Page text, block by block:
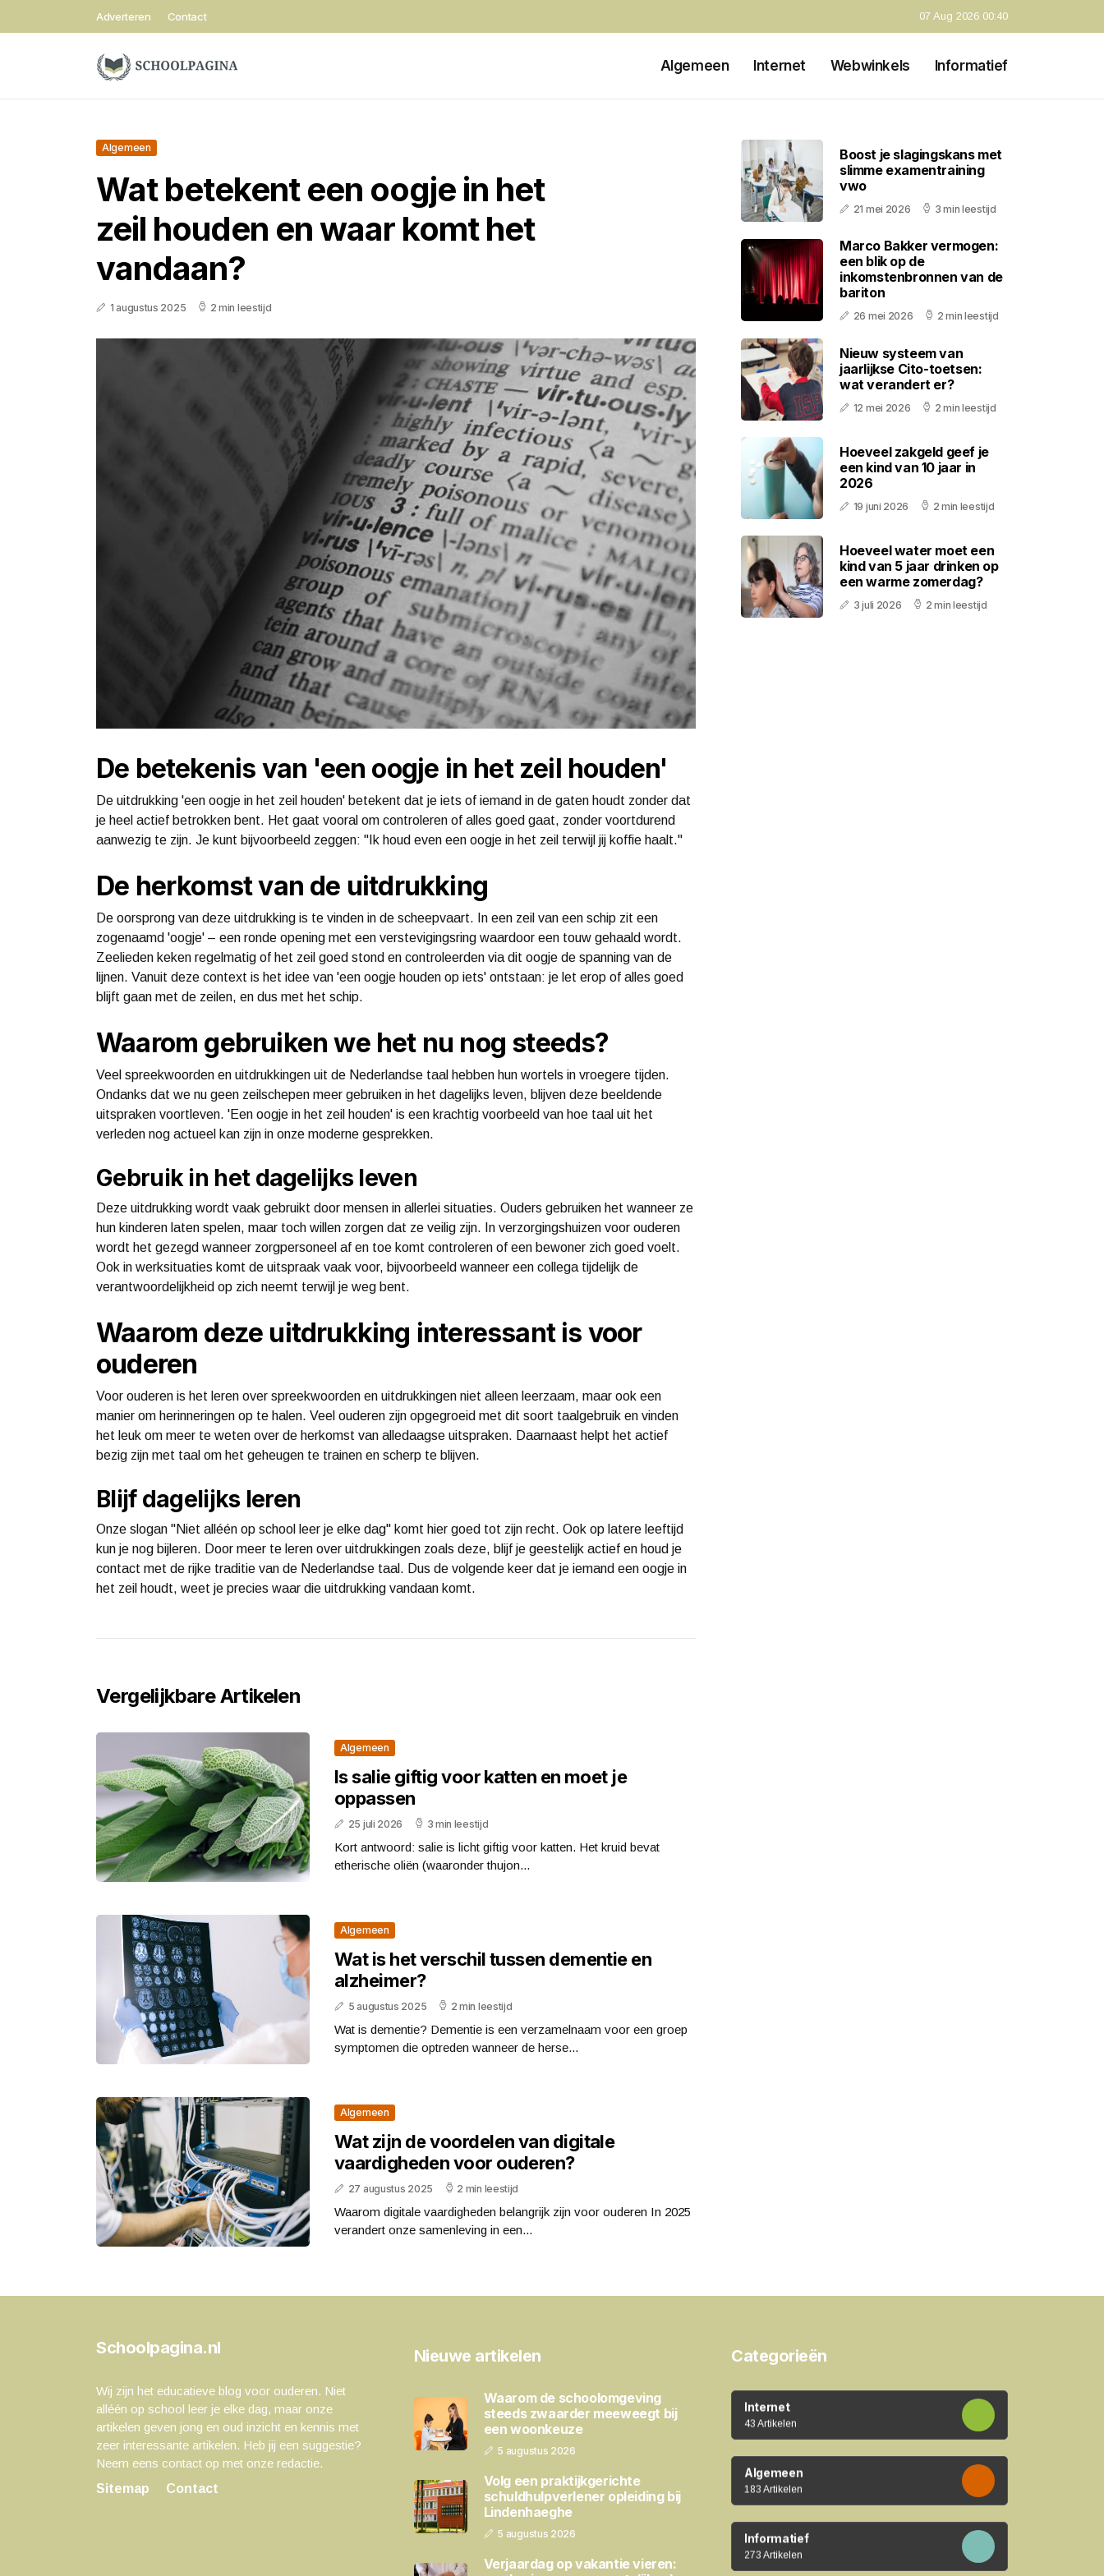
Adverteren Contact 07 Aug 2026 00:40
Algemeen Internet Webwinkels Informatief
Algemeen
Wat betekent een oogje in het
zeil houden en waar komt het
vandaan?
1 augustus 2025 2 min leestijd
De betekenis van 'een oogje in het zeil houden'
De uitdrukking 'een oogje in het zeil houden' betekent dat je iets of iemand in de gaten houdt zonder dat
je heel actief betrokken bent. Het gaat vooral om controleren of alles goed gaat, zonder voortdurend
aanwezig te zijn. Je kunt bijvoorbeeld zeggen: "Ik houd even een oogje in het zeil terwijl jij koffie haalt."
De herkomst van de uitdrukking
De oorsprong van deze uitdrukking is te vinden in de scheepvaart. In een zeil van een schip zit een
zogenaamd 'oogje' – een ronde opening met een verstevigingsring waardoor een touw gehaald wordt.
Zeelieden keken regelmatig of het zeil goed stond en controleerden via dit oogje de spanning van de
lijnen. Vanuit deze context is het idee van 'een oogje houden op iets' ontstaan: je let erop of alles goed
blijft gaan met de zeilen, en dus met het schip.
Waarom gebruiken we het nu nog steeds?
Veel spreekwoorden en uitdrukkingen uit de Nederlandse taal hebben hun wortels in vroegere tijden.
Ondanks dat we nu geen zeilschepen meer gebruiken in het dagelijks leven, blijven deze beeldende
uitspraken voortleven. 'Een oogje in het zeil houden' is een krachtig voorbeeld van hoe taal uit het
verleden nog actueel kan zijn in onze moderne gesprekken.
Gebruik in het dagelijks leven
Deze uitdrukking wordt vaak gebruikt door mensen in allerlei situaties. Ouders gebruiken het wanneer ze
hun kinderen laten spelen, maar toch willen zorgen dat ze veilig zijn. In verzorgingshuizen voor ouderen
wordt het gezegd wanneer zorgpersoneel af en toe komt controleren of een bewoner zich goed voelt.
Ook in werksituaties komt de uitspraak vaak voor, bijvoorbeeld wanneer een collega tijdelijk de
verantwoordelijkheid op zich neemt terwijl je weg bent.
Waarom deze uitdrukking interessant is voor
ouderen
Voor ouderen is het leren over spreekwoorden en uitdrukkingen niet alleen leerzaam, maar ook een
manier om herinneringen op te halen. Veel ouderen zijn opgegroeid met dit soort taalgebruik en vinden
het leuk om meer te weten over de herkomst van alledaagse uitspraken. Daarnaast helpt het actief
bezig zijn met taal om het geheugen te trainen en scherp te blijven.
Blijf dagelijks leren
Onze slogan "Niet alléén op school leer je elke dag" komt hier goed tot zijn recht. Ook op latere leeftijd
kun je nog bijleren. Door meer te leren over uitdrukkingen zoals deze, blijf je geestelijk actief en houd je
contact met de rijke traditie van de Nederlandse taal. Dus de volgende keer dat je iemand een oogje in
het zeil houdt, weet je precies waar die uitdrukking vandaan komt.
Vergelijkbare Artikelen
Algemeen
Is salie giftig voor katten en moet je
oppassen
25 juli 2026 3 min leestijd
Kort antwoord: salie is licht giftig voor katten. Het kruid bevat
etherische oliën (waaronder thujon...
Algemeen
Wat is het verschil tussen dementie en
alzheimer?
5 augustus 2025 2 min leestijd
Wat is dementie? Dementie is een verzamelnaam voor een groep
symptomen die optreden wanneer de herse...
Algemeen
Wat zijn de voordelen van digitale
vaardigheden voor ouderen?
27 augustus 2025 2 min leestijd
Waarom digitale vaardigheden belangrijk zijn voor ouderen In 2025
verandert onze samenleving in een...
Boost je slagingskans met
slimme examentraining
vwo
21 mei 2026 3 min leestijd
Marco Bakker vermogen:
een blik op de
inkomstenbronnen van de
bariton
26 mei 2026 2 min leestijd
Nieuw systeem van
jaarlijkse Cito-toetsen:
wat verandert er?
12 mei 2026 2 min leestijd
Hoeveel zakgeld geef je
een kind van 10 jaar in
2026
19 juni 2026 2 min leestijd
Hoeveel water moet een
kind van 5 jaar drinken op
een warme zomerdag?
3 juli 2026 2 min leestijd
Schoolpagina.nl
Wij zijn het educatieve blog voor ouderen. Niet
alléén op school leer je elke dag, maar onze
artikelen geven jong en oud inzicht en kennis met
zeer interessante artikelen. Heb jij een suggestie?
Neem eens contact op met onze redactie.
Sitemap
Contact
Nieuwe artikelen
Waarom de schoolomgeving
steeds zwaarder meeweegt bij
een woonkeuze
5 augustus 2026
Volg een praktijkgerichte
schuldhulpverlener opleiding bij
Lindenhaeghe
5 augustus 2026
Verjaardag op vakantie vieren:
Categorieën
Internet
43 Artikelen
Algemeen
183 Artikelen
Informatief
273 Artikelen